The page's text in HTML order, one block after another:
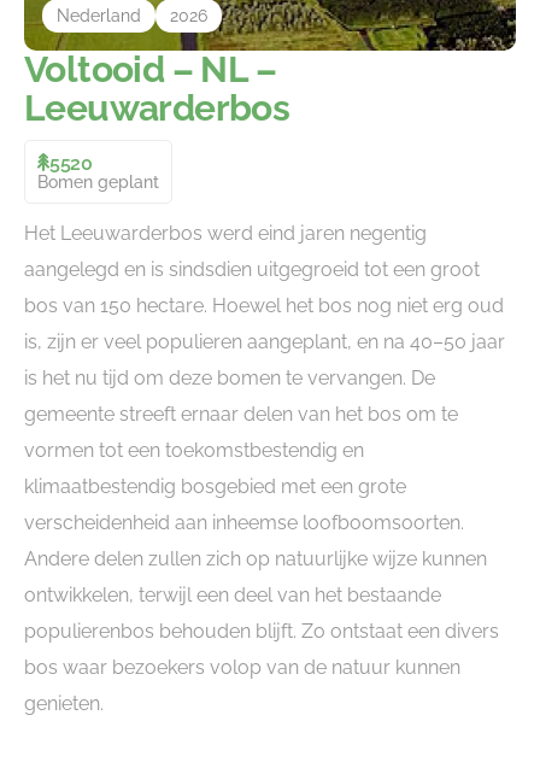
Voltooid – NL –
Leeuwarderbos
5520
Bomen geplant
Het Leeuwarderbos werd eind jaren negentig
aangelegd en is sindsdien uitgegroeid tot een groot
bos van 150 hectare. Hoewel het bos nog niet erg oud
is, zijn er veel populieren aangeplant, en na 40–50 jaar
is het nu tijd om deze bomen te vervangen. De
gemeente streeft ernaar delen van het bos om te
vormen tot een toekomstbestendig en
klimaatbestendig bosgebied met een grote
verscheidenheid aan inheemse loofboomsoorten.
Andere delen zullen zich op natuurlijke wijze kunnen
ontwikkelen, terwijl een deel van het bestaande
populierenbos behouden blijft. Zo ontstaat een divers
bos waar bezoekers volop van de natuur kunnen
genieten.
Nederland 2026